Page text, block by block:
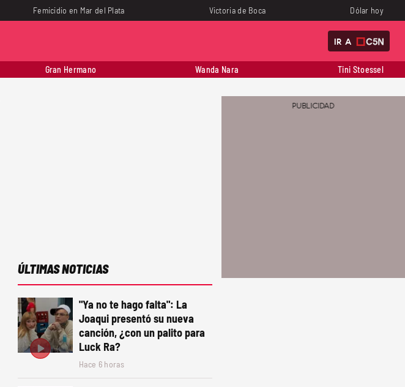
Femicidio en Mar del Plata Victoria de Boca Dólar hoy
IR A
Gran Hermano Wanda Nara Tini Stoessel
ÚLTIMAS NOTICIAS
"Ya no te hago falta": La
Joaqui presentó su nueva
canción, ¿con un palito para
Luck Ra?
Hace 6 horas